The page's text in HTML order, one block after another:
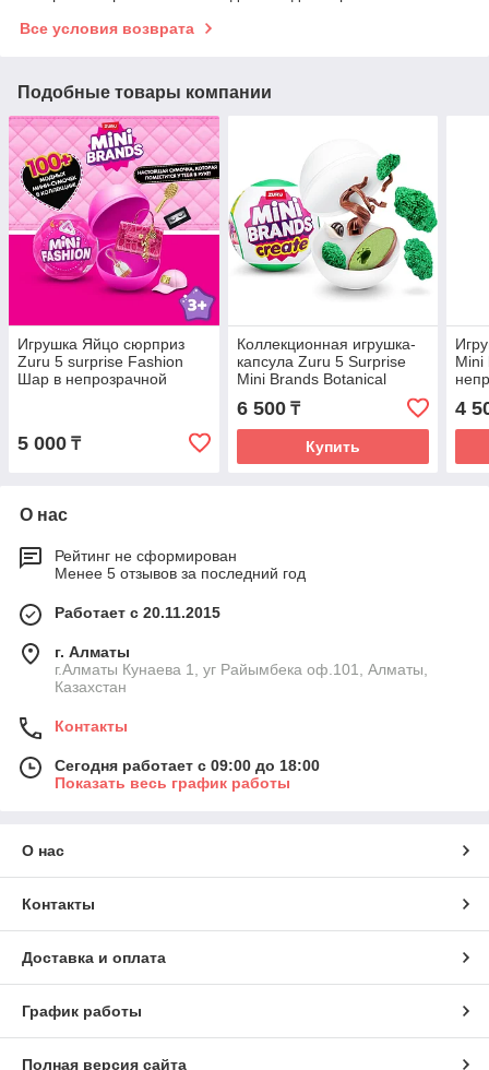
Все условия возврата
Подобные товары компании
Игрушка Яйцо сюрприз
Zuru 5 surprise Fashion
Шар в непрозрачной
5 000 ₸
Коллекционная игрушка-
капсула Zuru 5 Surprise
Mini Brands Botanical
Garden Серия 1
6 500₸
Купить
Mini
4
О нас
Рейтинг не сформирован
Менее 5 отзывов за последний год
Работает с 20.11.2015
г. Алматы
г.Алматы Кунаева 1, уг Райымбека оф.101, Алматы,
Казахстан
Контакты
Сегодня работает с 09:00 до 18:00
Показать весь график работы
О нас
Контакты
Доставка и оплата
График работы
Полная версия сайта